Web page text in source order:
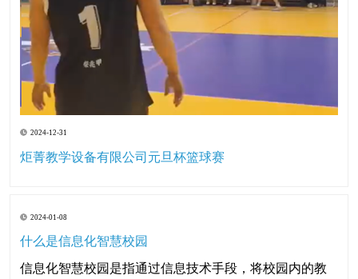
2024-12-31
炬菁教学设备有限公司元旦杯篮球赛
2024-01-08
什么是信息化智慧校园
信息化智慧校园是指通过信息技术手段，将校园内的教